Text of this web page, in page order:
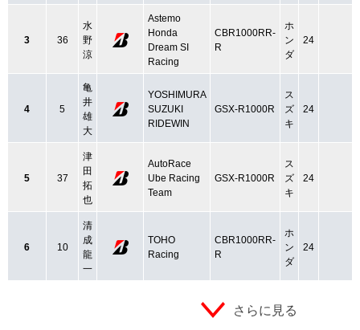
3 36
水
野
涼
Astemo
Honda
Dream SI
Racing
CBR1000RR-
R
ホ
ン
ダ
24
4 5
亀
井
雄
大
YOSHIMURA
SUZUKI
RIDEWIN
GSX-R1000R
ス
ズ
キ
24
5 37
津
田
拓
也
AutoRace
Ube Racing
Team
GSX-R1000R
ス
ズ
キ
24
6 10
清
成
龍
一
TOHO
Racing
CBR1000RR-
R
ホ
ン
ダ
24
さらに見る